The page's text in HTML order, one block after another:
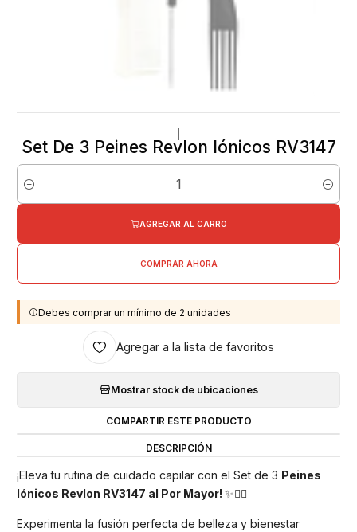
Set De 3 Peines Revlon Iónicos RV3147
Cantidad
AGREGAR AL CARRO
COMPRAR AHORA
Debes comprar un mínimo de 2 unidades
Agregar a la lista de favoritos
Mostrar stock de ubicaciones
COMPARTIR ESTE PRODUCTO
DESCRIPCIÓN
¡Eleva tu rutina de cuidado capilar con el Set de 3 Peines
Iónicos Revlon RV3147 al Por Mayor! ✨💇‍♀️
Experimenta la fusión perfecta de belleza y bienestar